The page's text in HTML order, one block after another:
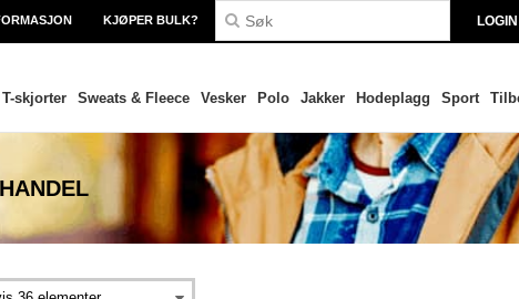
LOGIN
KJØPER BULK?
T-skjorter Sweats & Fleece Vesker Polo Jakker Hodeplagg Sport